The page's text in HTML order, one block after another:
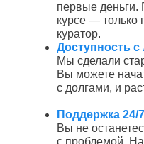
первые деньги.
курсе — только
куратор.
Доступность с
Мы сделали
Вы можете
с долгами, и
Поддержка 24/
Вы не
с проблемой.